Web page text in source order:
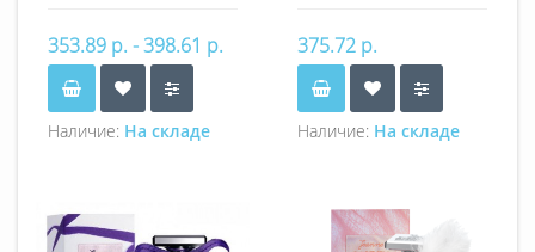
353.89 р. - 398.61 р.
Наличие: На складе
375.72 р.
Наличие: На складе